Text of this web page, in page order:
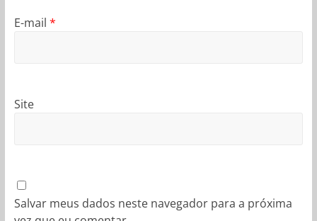
E-mail *
Site
Salvar meus dados neste navegador para a próxima